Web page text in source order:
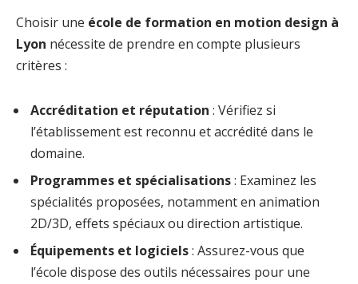
Choisir une école de formation en motion design à
Lyon nécessite de prendre en compte plusieurs
critères :
Accréditation et réputation : Vérifiez si
l’établissement est reconnu et accrédité dans le
domaine.
Programmes et spécialisations: Examinez les
spécialités proposées, notamment en animation
2D/3D, effets spéciaux ou direction artistique.
Équipements et logiciels: Assurez-vous que
l’école dispose des outils nécessaires pour une